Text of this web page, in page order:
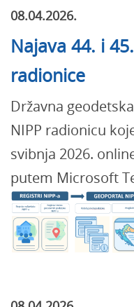
08.04.2026.
Najava 44. i
radionice
Državna
NIPP radionicu
svibnja 2026.
putem Microsoft